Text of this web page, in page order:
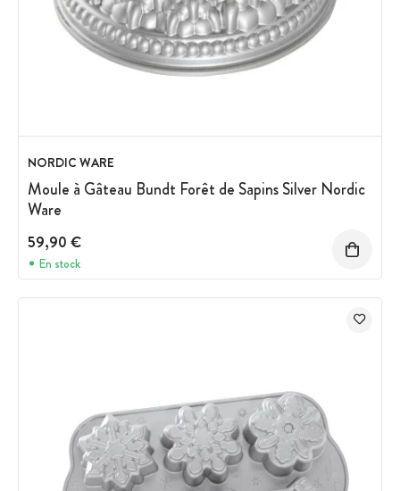
NORDIC WARE
Moule à Gâteau Bundt Forêt de Sapins Silver Nordic
Ware
59,90 €
En stock